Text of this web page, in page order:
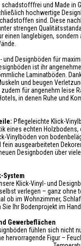
schadstofffrei und Made in
hochwertige
sind. Diese
strengen
einen langlebigen, sondern
und Designböden für
ist ihr
Laminatböden.
und beugen
für angenehm leise
in denen Ruhe und
Pflegeleichte Klick-
eines echten
Vinylböden von
ausgearbeiteten
Designboden über
System
Klick-Vinyl- und
verlegen – ganz ohne
ob im Wohnzimmer,
Ihr Bodenprojekt im
Gewerbeflächen
fühlen sich nicht
hervorragende Figur –